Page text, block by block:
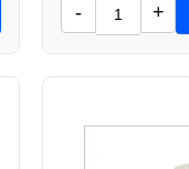
- +